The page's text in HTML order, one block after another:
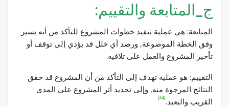
ج_المتابعة والتقييم:
المتابعة: هي عملية تنفيذ خطوات المشروع للتأكد من أنه يسير
وفق الخطة الموضوعة, ورصد أي خلل قد يؤدي إلى توقف أو
تأخير المشروع والعمل على تلافيه.
التقييم: هو عملية تهدف إلى التأكد من أن المشروع قد حقق
النتائج المرجوة منه, وإلى تحديد أثر المشروع على المدى
القريب والبعيد.[34]